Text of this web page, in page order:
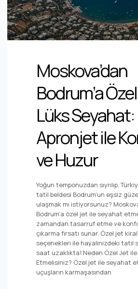
Moskova’dan
Bodrum’a
Lüks Seyahat:
Apronjet ile
ve Huzur
Yoğun temponuzdan sıyrılıp,
tatil beldesi Bodrum’un eşsiz
ulaşmak mı istiyorsunuz?
Bodrum’a özel jet ile seyahat
zamandan tasarruf etme ve
çıkarma fırsatı sunar. Özel jet
seçenekleri ile hayalinizdeki tatil
saat uzaklıkta! Neden Özel Jet
Etmelisiniz? Özel jet ile seyahat
uçuşların karmaşasından